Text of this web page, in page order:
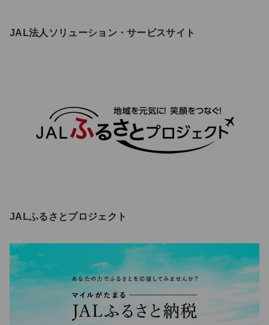
JAL法人ソリューション・サービスサイト
JALふるさとプロジェクト